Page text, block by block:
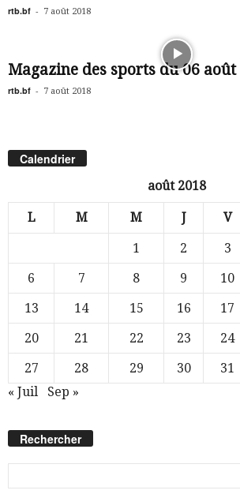
rtb.bf - 7 août 2018
Magazine des sports du 06 août
rtb.bf - 7 août 2018
Calendrier
août 2018
L M M J V
1 2 3
6
7 8 9 10
13
14 15 16 17
20
21 22 23 24
27
28 29 30
31
« Juil
Sep »
Rechercher